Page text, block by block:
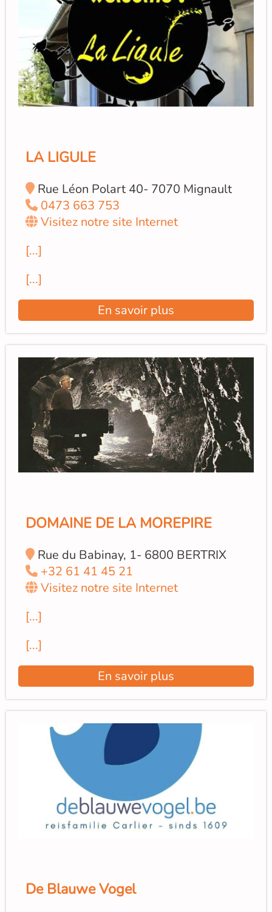
LA LIGULE
Rue Léon Polart 40- 7070 Mignault
0473 663 753
Visitez notre site Internet
[...]
[...]
En savoir plus
DOMAINE DE LA MOREPIRE
Rue du Babinay, 1- 6800 BERTRIX
+32 61 41 45 21
Visitez notre site Internet
[...]
[...]
En savoir plus
De Blauwe Vogel